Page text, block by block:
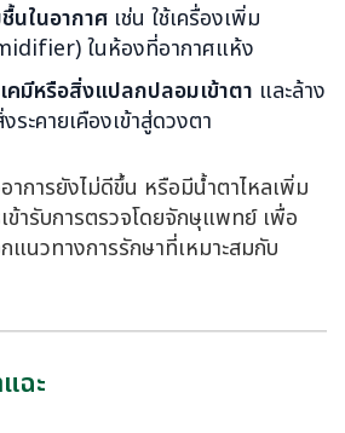
นในอากาศ เช่น ใช้เครื่องเพิ่ม
ในห้องที่อากาศแห้ง
คมีหรือสิ่งแปลกปลอมเข้าตา และล้าง
ะคายเคืองเข้าสู่ดวงตา
การยังไม่ดีขึ้น หรือมีน้ำตาไหลเพิ่ม
ข้ารับการตรวจโดยจักษุแพทย์ เพื่อ
แนวทางการรักษาที่เหมาะสมกับ
ฉะ